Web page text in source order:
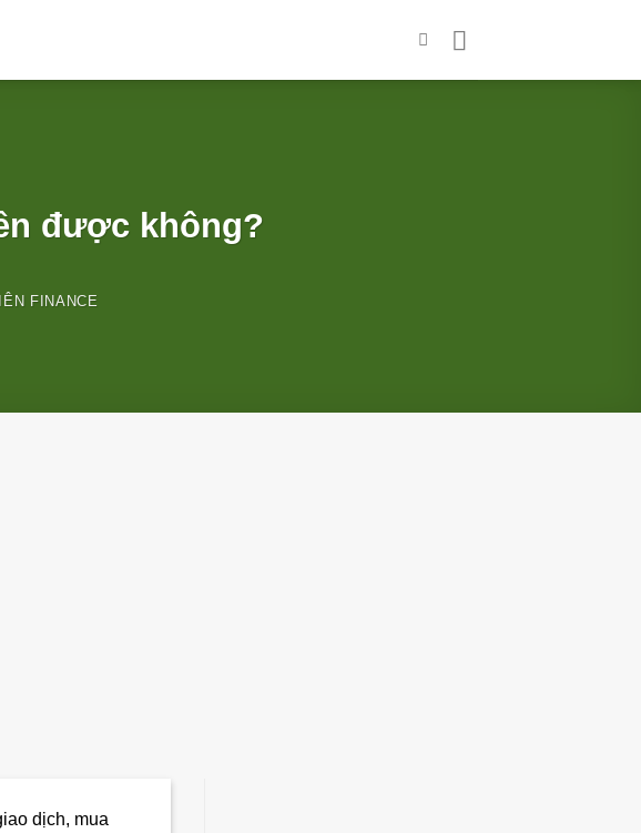
được không?
FINANCE
dịch, mua